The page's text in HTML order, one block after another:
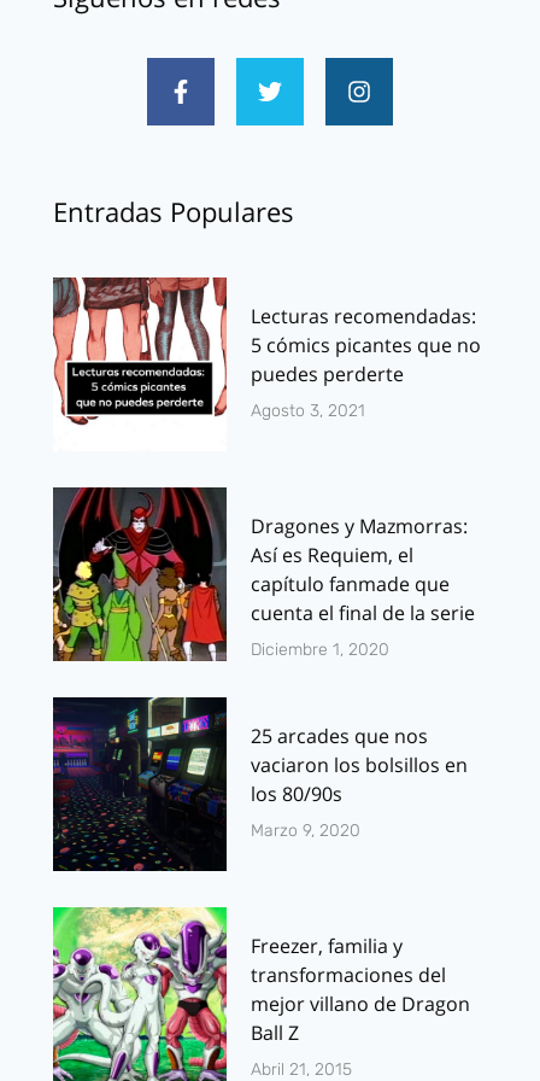
Entradas Populares
Lecturas recomendadas:
5 cómics picantes que no
puedes perderte
Agosto 3, 2021
Dragones y Mazmorras:
Así es Requiem, el
capítulo fanmade que
cuenta el final de la serie
Diciembre 1, 2020
25 arcades que nos
vaciaron los bolsillos en
los 80/90s
Marzo 9, 2020
Freezer, familia y
transformaciones del
mejor villano de Dragon
Ball Z
Abril 21, 2015